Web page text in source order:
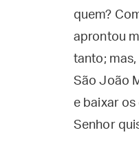
quem?
aprontou
tanto;
São João
e baixar
Senhor